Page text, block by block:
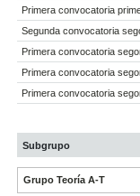
Primera convocatoria
Segunda convocatoria
Primera convocatoria
Primera convocatoria
Primera convocatoria
Subgrupo
Grupo Teoría A-T